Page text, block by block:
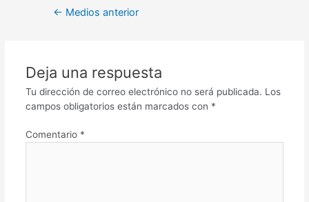
← Medios anterior
Deja una respuesta
Tu dirección de correo electrónico no será publicada. Los
campos obligatorios están marcados con *
Comentario *